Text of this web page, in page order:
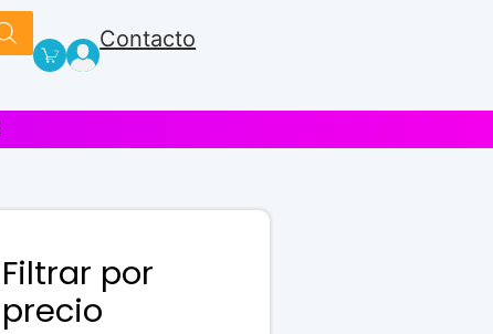
Contacto
Filtrar por
precio